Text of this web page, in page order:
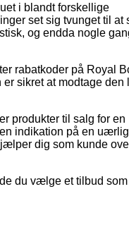
i blandt forskellige
set sig tvunget til at
og endda nogle
rabatkoder på Royal
sikret at modtage den
produkter til salg for en
indikation på en uærlig
dig som kunde
du vælge et tilbud som